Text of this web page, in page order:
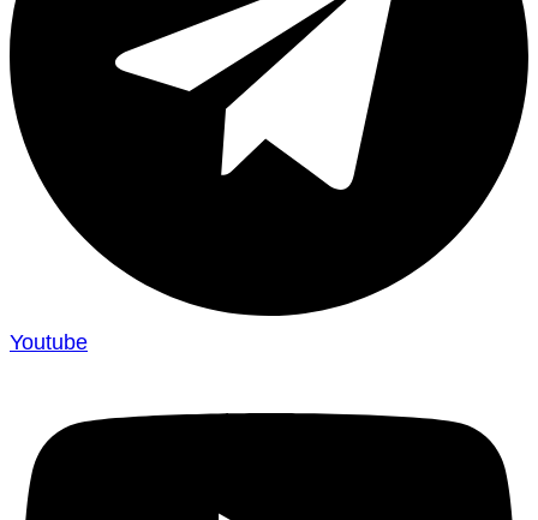
Youtube